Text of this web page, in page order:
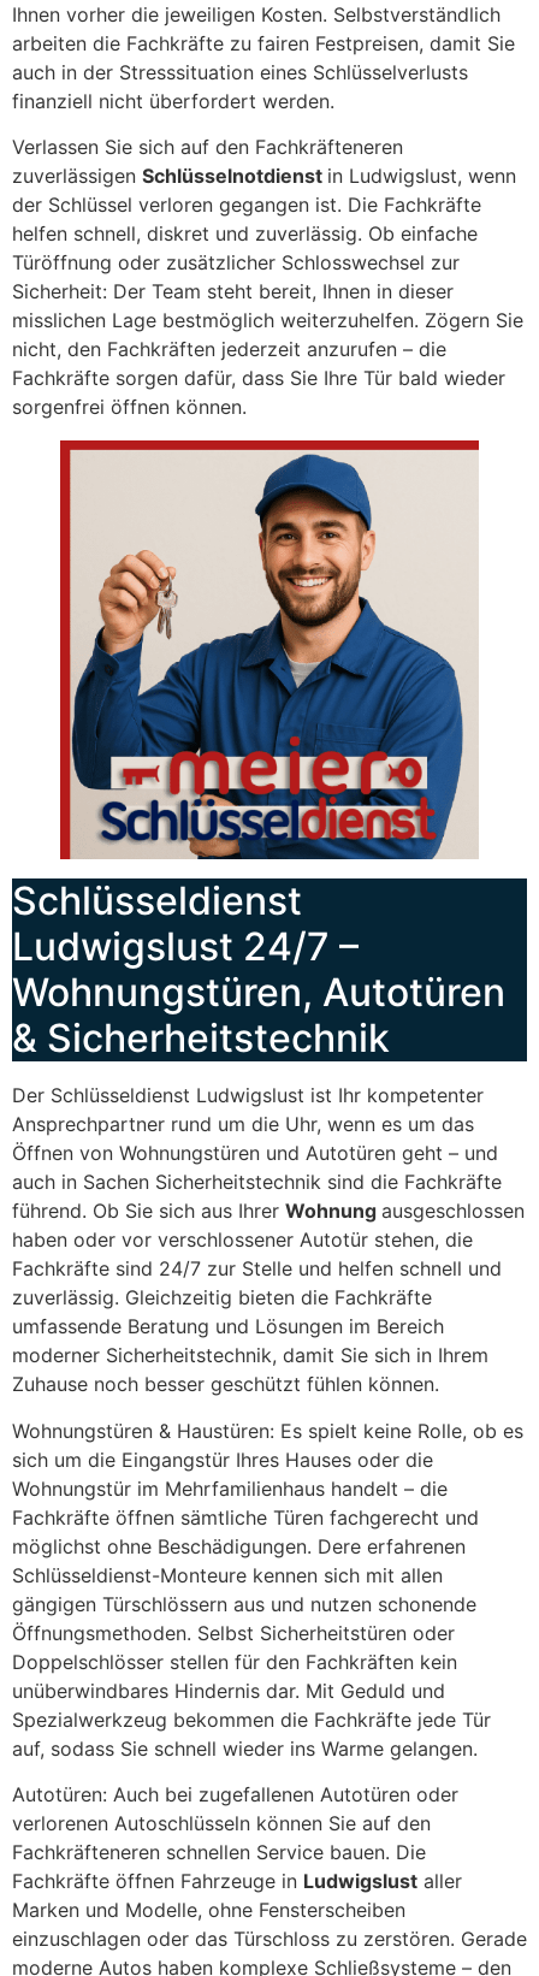
Ihnen vorher die jeweiligen Kosten. Selbstverständlich
arbeiten die Fachkräfte zu fairen Festpreisen, damit Sie
auch in der Stresssituation eines Schlüsselverlusts
finanziell nicht überfordert werden.
Verlassen Sie sich auf den Fachkräfteneren
zuverlässigen Schlüsselnotdienst in Ludwigslust, wenn
der Schlüssel verloren gegangen ist. Die Fachkräfte
helfen schnell, diskret und zuverlässig. Ob einfache
Türöffnung oder zusätzlicher Schlosswechsel zur
Sicherheit: Der Team steht bereit, Ihnen in dieser
misslichen Lage bestmöglich weiterzuhelfen. Zögern Sie
nicht, den Fachkräften jederzeit anzurufen – die
Fachkräfte sorgen dafür, dass Sie Ihre Tür bald wieder
sorgenfrei öffnen können.
Schlüsseldienst
Ludwigslust 24/7 –
Wohnungstüren, Autotüren
& Sicherheitstechnik
Der Schlüsseldienst Ludwigslust ist Ihr kompetenter
Ansprechpartner rund um die Uhr, wenn es um das
Öffnen von Wohnungstüren und Autotüren geht – und
auch in Sachen Sicherheitstechnik sind die Fachkräfte
führend. Ob Sie sich aus Ihrer Wohnung ausgeschlossen
haben oder vor verschlossener Autotür stehen, die
Fachkräfte sind 24/7 zur Stelle und helfen schnell und
zuverlässig. Gleichzeitig bieten die Fachkräfte
umfassende Beratung und Lösungen im Bereich
moderner Sicherheitstechnik, damit Sie sich in Ihrem
Zuhause noch besser geschützt fühlen können.
Wohnungstüren & Haustüren: Es spielt keine Rolle, ob es
sich um die Eingangstür Ihres Hauses oder die
Wohnungstür im Mehrfamilienhaus handelt – die
Fachkräfte öffnen sämtliche Türen fachgerecht und
möglichst ohne Beschädigungen. Dere erfahrenen
Schlüsseldienst-Monteure kennen sich mit allen
gängigen Türschlössern aus und nutzen schonende
Öffnungsmethoden. Selbst Sicherheitstüren oder
Doppelschlösser stellen für den Fachkräften kein
unüberwindbares Hindernis dar. Mit Geduld und
Spezialwerkzeug bekommen die Fachkräfte jede Tür
auf, sodass Sie schnell wieder ins Warme gelangen.
Autotüren: Auch bei zugefallenen Autotüren oder
verlorenen Autoschlüsseln können Sie auf den
Fachkräfteneren schnellen Service bauen. Die
Fachkräfte öffnen Fahrzeuge in Ludwigslust aller
Marken und Modelle, ohne Fensterscheiben
einzuschlagen oder das Türschloss zu zerstören. Gerade
moderne Autos haben komplexe Schließsysteme – den